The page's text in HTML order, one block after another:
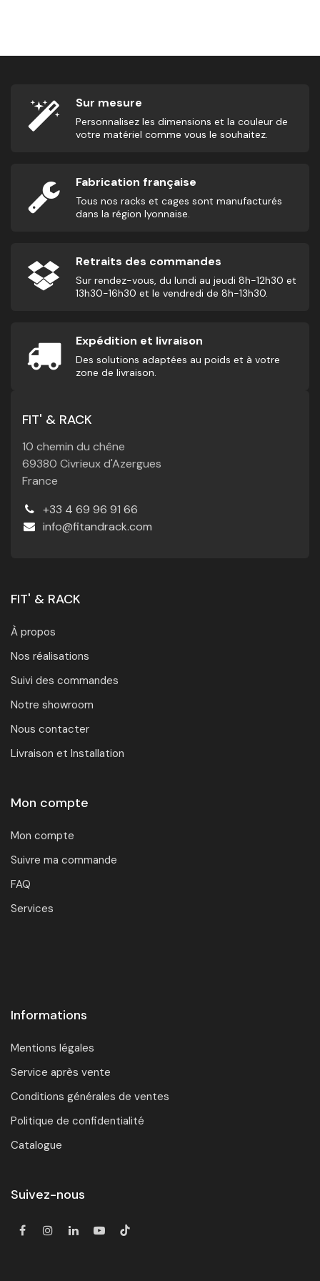
Sur mesure
Personnalisez les dimensions et la couleur de
votre matériel comme vous le souhaitez.
Fabrication française
Tous nos racks et cages sont manufacturés
dans la région lyonnaise.
Retraits des commandes
Sur rendez-vous, du lundi au jeudi 8h-12h30 et
13h30-16h30 et le vendredi de 8h-13h30.
Expédition et livraison
Des solutions adaptées au poids et à votre
zone de livraison.
FIT' & RACK
10 chemin du chêne
69380 Civrieux d'Azergues
France
+33 4 69 96 91 66
info@fitandrack.com
FIT' & RACK
À propos
Nos réalisations
Suivi des commandes
Notre showroom
Nous contacter
Livraison et Installation
Mon compte
Mon compte
Suivre ma commande
FAQ
Services
Informations
Mentions légales
Service après vente
Conditions générales de ventes
Politique de confidentialité
Catalogue
Suivez-nous